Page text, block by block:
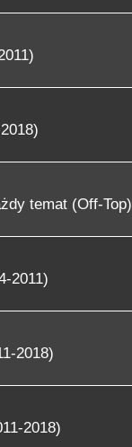
temat (Off-Top)
2011)
2018)
2018)